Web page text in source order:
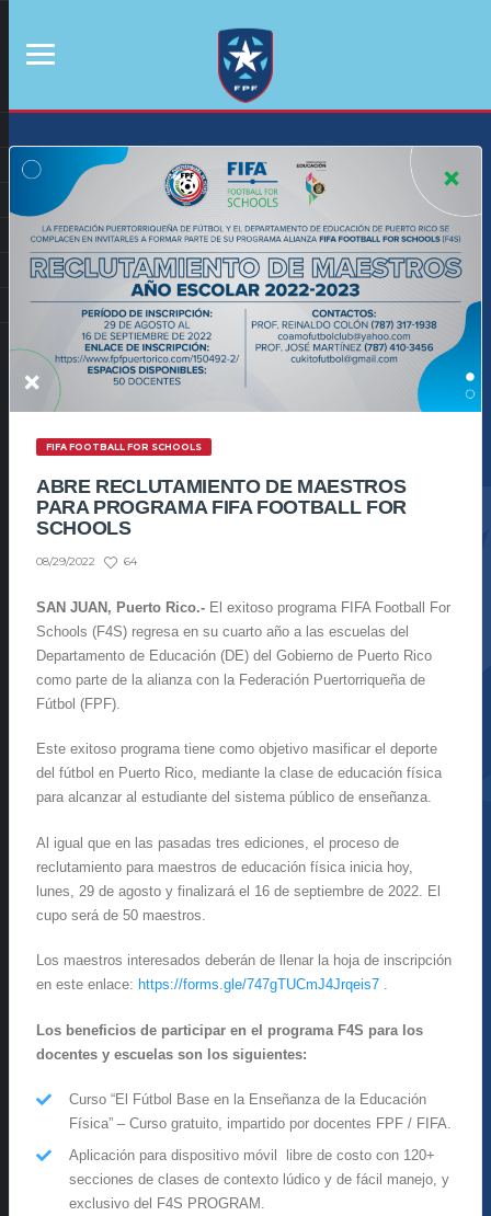
FIFA FOOTBALL FOR SCHOOLS
ABRE RECLUTAMIENTO DE MAESTROS
PARA PROGRAMA FIFA FOOTBALL FOR
SCHOOLS
08/29/2022 64
SAN JUAN, Puerto Rico.- El exitoso programa FIFA Football For
Schools (F4S) regresa en su cuarto año a las escuelas del
Departamento de Educación (DE) del Gobierno de Puerto Rico
como parte de la alianza con la Federación Puertorriqueña de
Fútbol (FPF).
Este exitoso programa tiene como objetivo masificar el deporte
del fútbol en Puerto Rico, mediante la clase de educación física
para alcanzar al estudiante del sistema público de enseñanza.
Al igual que en las pasadas tres ediciones, el proceso de
reclutamiento para maestros de educación física inicia hoy,
lunes, 29 de agosto y finalizará el 16 de septiembre de 2022. El
cupo será de 50 maestros.
Los maestros interesados deberán de llenar la hoja de inscripción
en este enlace: https://forms.gle/747gTUCmJ4Jrqeis7 .
Los beneficios de participar en el programa F4S para los
docentes y escuelas son los siguientes:
Curso “El Fútbol Base en la Enseñanza de la Educación
Física” – Curso gratuito, impartido por docentes FPF / FIFA.
Aplicación para dispositivo móvil libre de costo con 120+
secciones de clases de contexto lúdico y de fácil manejo, y
exclusivo del F4S PROGRAM.